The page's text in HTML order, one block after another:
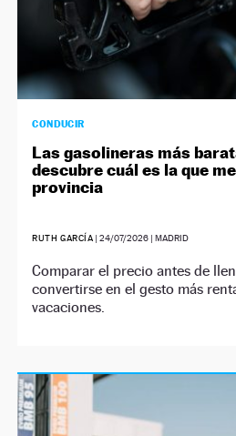
CONDUCIR
Las gasolineras más
descubre cuál es la que
provincia
RUTH GARCÍA |24/07/2026 | MADRID
Comparar el precio antes de
convertirse en el gesto más
vacaciones.